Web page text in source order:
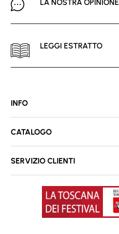
LA NOSTRA OPINIONE
LEGGI ESTRATTO
INFO
CATALOGO
SERVIZIO CLIENTI